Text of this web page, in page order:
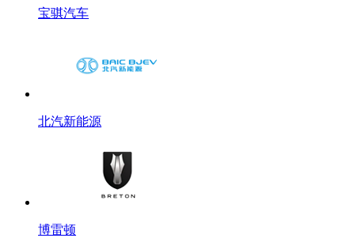
宝骐汽车
北汽新能源
博雷顿